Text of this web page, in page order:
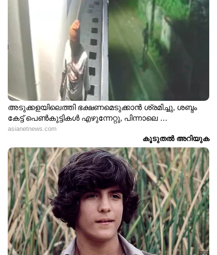
LATEST VIDEOS
കുന്നംകുളത്തെ സ്വകാര്യ ബസ്
അപകടം; ബസ് വന്നത് അമിത
വേഗതയിൽ, ഡ്രൈവര്‍ക്കെതിരെ
കേസെടുക്കും
പയ്യന്നൂരില്‍ പ്രകോപന
പ്രസംഗവുമായി സിപിഎം | CPM |
Payyanur | V Kunhikrishnan | KK
Ragesh